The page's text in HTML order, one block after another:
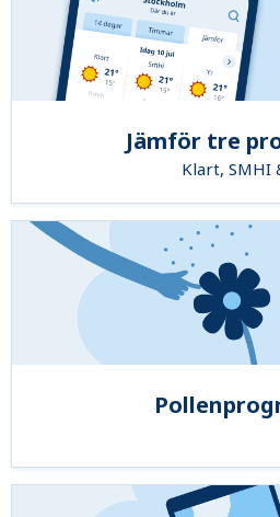
Jämför tre
Klart, SMHI